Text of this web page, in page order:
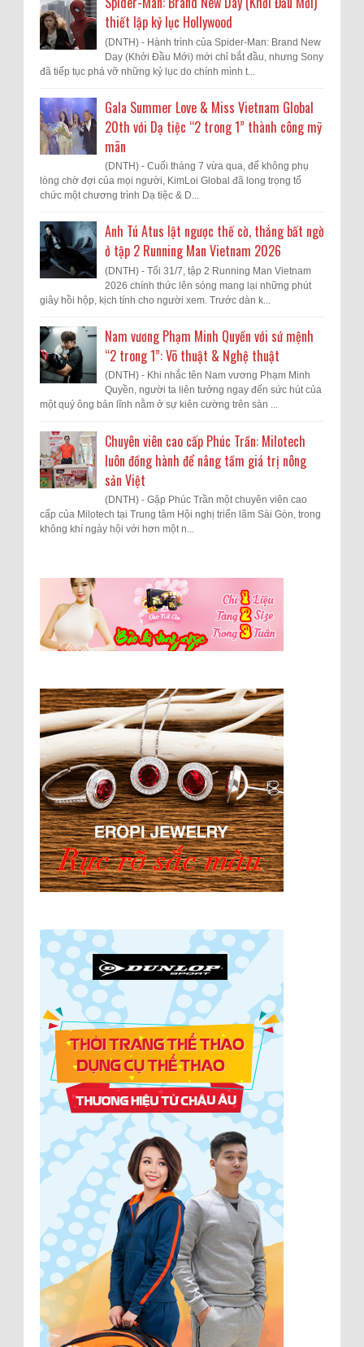
thiết lập kỷ lục Hollywood
(DNTH) - Hành trình của Spider-Man: Brand New
Day (Khởi Đầu Mới) mới chỉ bắt đầu, nhưng Sony
đã tiếp tục phá vỡ những kỷ lục do chính mình t...
Gala Summer Love & Miss Vietnam Global
20th với Dạ tiệc “2 trong 1” thành công mỹ
mãn
(DNTH) - Cuối tháng 7 vừa qua, để không phụ
lòng chờ đợi của mọi người, KimLoi Global đã long trọng tổ
chức một chương trình Dạ tiệc & D...
Anh Tú Atus lật ngược thế cờ, thắng bất ngờ
ở tập 2 Running Man Vietnam 2026
(DNTH) - Tối 31/7, tập 2 Running Man Vietnam
2026 chính thức lên sóng mang lại những phút
giây hồi hộp, kịch tính cho người xem. Trước dàn k...
Nam vương Phạm Minh Quyền với sứ mệnh
“2 trong 1”: Võ thuật & Nghệ thuật
(DNTH) - Khi nhắc tên Nam vương Phạm Minh
Quyền, người ta liên tưởng ngay đến sức hút của
một quý ông bản lĩnh nằm ở sự kiên cường trên sàn ...
Chuyên viên cao cấp Phúc Trần: Milotech
luôn đồng hành để nâng tầm giá trị nông
sản Việt
(DNTH) - Gặp Phúc Trần một chuyên viên cao
cấp của Milotech tại Trung tâm Hội nghị triển lãm Sài Gòn, trong
không khí ngày hội với hơn một n...